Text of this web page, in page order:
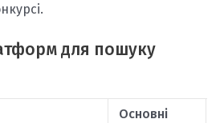
для пошуку
Основні